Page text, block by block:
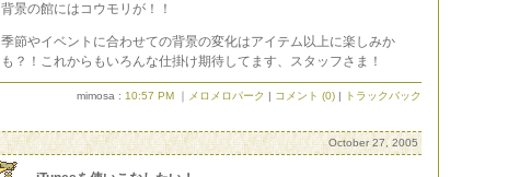
背景の館にはコウモリが！！
季節やイベントに合わせての背景の変化はアイテム以上に楽しみか
も？！これからもいろんな仕掛け期待してます、スタッフさま！
mimosa : 10:57 PM ｜ メロメロパーク | コメント (0) | トラックバック
October 27, 2005